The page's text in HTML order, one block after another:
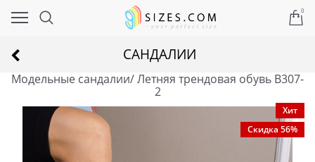
0
САНДАЛИИ
Модельные сандалии/ Летняя трендовая обувь B307-
2
Хит
Скидка 56%